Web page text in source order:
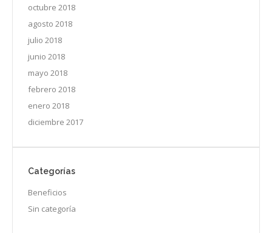
octubre 2018
agosto 2018
julio 2018
junio 2018
mayo 2018
febrero 2018
enero 2018
diciembre 2017
Categorías
Beneficios
Sin categoría